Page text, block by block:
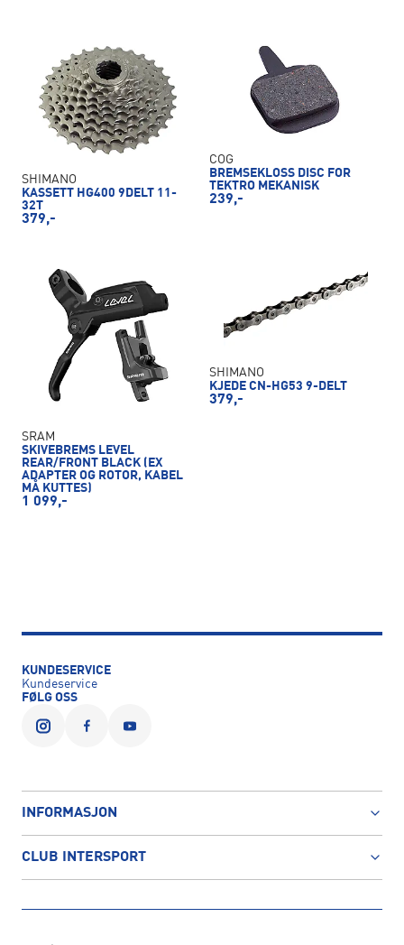
SHIMANO
KASSETT HG400 9DELT 11-
32T
379,-
COG
BREMSEKLOSS DISC FOR
TEKTRO MEKANISK
239,-
SRAM
SKIVEBREMS LEVEL
REAR/FRONT BLACK (EX
ADAPTER OG ROTOR, KABEL
MÅ KUTTES)
1 099,-
SHIMANO
KJEDE CN-HG53 9-DELT
379,-
KUNDESERVICE
Kundeservice
FØLG OSS
INFORMASJON
CLUB INTERSPORT